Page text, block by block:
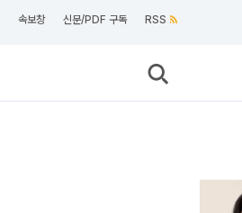
속보창 신문/PDF 구독 RSS